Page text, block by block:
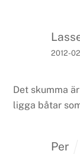
2012-
Det skumma
ligga båtar
Per